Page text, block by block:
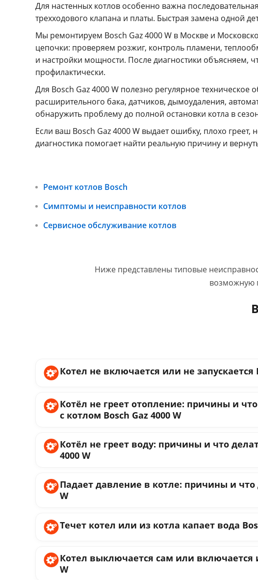
Для настенных котлов особенно важна
трехходового клапана и платы. Быстрая замена одной
Мы ремонтируем Bosch Gaz 4000 W в Москве и
цепочки: проверяем розжиг, контроль пламени,
и настройки мощности. После диагностики объясняем,
профилактически.
Для Bosch Gaz 4000 W полезно регулярное
расширительного бака, датчиков, дымоудаления,
обнаружить проблему до полной остановки котла в
Если ваш Bosch Gaz 4000 W выдает ошибку, плохо греет,
диагностика помогает найти реальную причину и
Ремонт котлов Bosch
Симптомы и неисправности котлов
Сервисное обслуживание котлов
Ниже представлены типовые
возможную
Котел не включается или не запускается
Котёл не греет отопление: причины и
с котлом Bosch Gaz 4000 W
Котёл не греет воду: причины и что
4000 W
Падает давление в котле: причины и что
W
Течет котел или из котла капает вода
Котел выключается сам или включается
W